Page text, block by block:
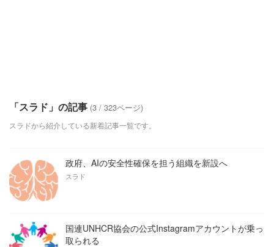
「スラド」の記事 (3 / 323ページ)
スラドから紹介している新着記事一覧です。
政府、AIの安全性確保を担う組織を新設へ
スラド
国連UNHCR協会の公式Instagramアカウントが乗っ
取られる